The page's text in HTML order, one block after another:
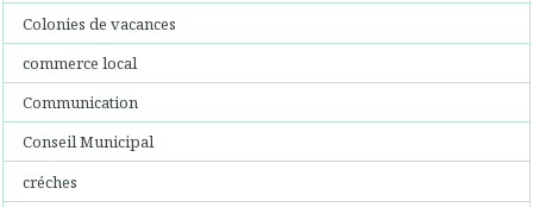
Colonies de vacances
commerce local
Communication
Conseil Municipal
créches